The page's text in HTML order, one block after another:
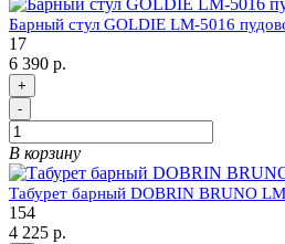
Барный стул GOLDIE LM-5016
17
6 390 р.
+
-
В корзину
Табурет барный DOBRIN BRUNO
154
4 225 р.